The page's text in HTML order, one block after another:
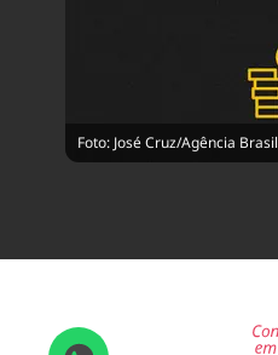
Foto: José Cruz/Agência Brasil